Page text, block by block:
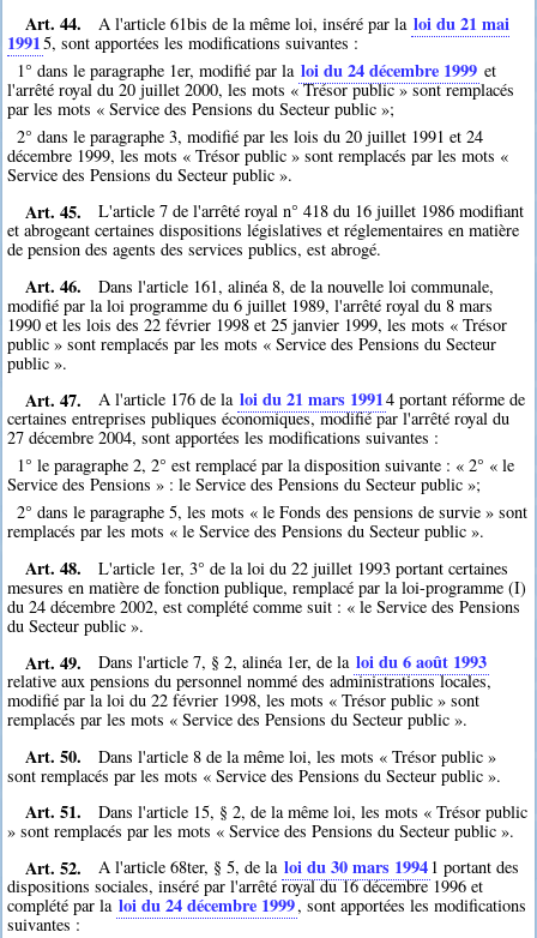
Art. 44. A l'article 61bis de la même loi, inséré par la loi du 21 mai
19915, sont apportées les modifications suivantes :
1° dans le paragraphe 1er, modifié par la loi du 24 décembre 1999 et
l'arrêté royal du 20 juillet 2000, les mots « Trésor public » sont remplacés
par les mots « Service des Pensions du Secteur public »;
2° dans le paragraphe 3, modifié par les lois du 20 juillet 1991 et 24
décembre 1999, les mots « Trésor public » sont remplacés par les mots «
Service des Pensions du Secteur public ».
Art. 45.
L'article 7 de l'arrêté royal n° 418 du 16 juillet 1986 modifiant
et abrogeant certaines dispositions législatives et réglementaires en matière
de pension des agents des services publics, est abrogé.
Art. 46.
Dans l'article 161, alinéa 8, de la nouvelle loi communale,
modifié par la loi programme du 6 juillet 1989, l'arrêté royal du 8 mars
1990 et les lois des 22 février 1998 et 25 janvier 1999, les mots « Trésor
public » sont remplacés par les mots « Service des Pensions du Secteur
public ».
Art. 47. A l'article 176 de la loi du 21 mars 19914 portant réforme de
certaines entreprises publiques économiques, modifié par l'arrêté royal du
27 décembre 2004, sont apportées les modifications suivantes :
1° le paragraphe 2, 2° est remplacé par la disposition suivante : « 2° « le
Service des Pensions » : le Service des Pensions du Secteur public »;
2° dans le paragraphe 5, les mots « le Fonds des pensions de survie » sont
remplacés par les mots « le Service des Pensions du Secteur public ».
Art. 48.
L'article 1er, 3° de la loi du 22 juillet 1993 portant certaines
mesures en matière de fonction publique, remplacé par la loi-programme (I)
du 24 décembre 2002, est complété comme suit : « le Service des Pensions
du Secteur public ».
Art. 49. Dans l'article 7, § 2, alinéa 1er, de la loi du 6 août 1993
relative aux pensions du personnel nommé des administrations locales,
modifié par la loi du 22 février 1998, les mots « Trésor public » sont
remplacés par les mots « Service des Pensions du Secteur public ».
Art. 50.
Dans l'article 8 de la même loi, les mots « Trésor public »
sont remplacés par les mots « Service des Pensions du Secteur public ».
Art. 51.
Dans l'article 15, § 2, de la même loi, les mots « Trésor public
» sont remplacés par les mots « Service des Pensions du Secteur public ».
Art. 52. A l'article 68ter, § 5, de la loi du 30 mars 1994 1 portant des
dispositions sociales, inséré par l'arrêté royal du 16 décembre 1996 et
complété par la loi du 24 décembre 1999, sont apportées les modifications
suivantes :